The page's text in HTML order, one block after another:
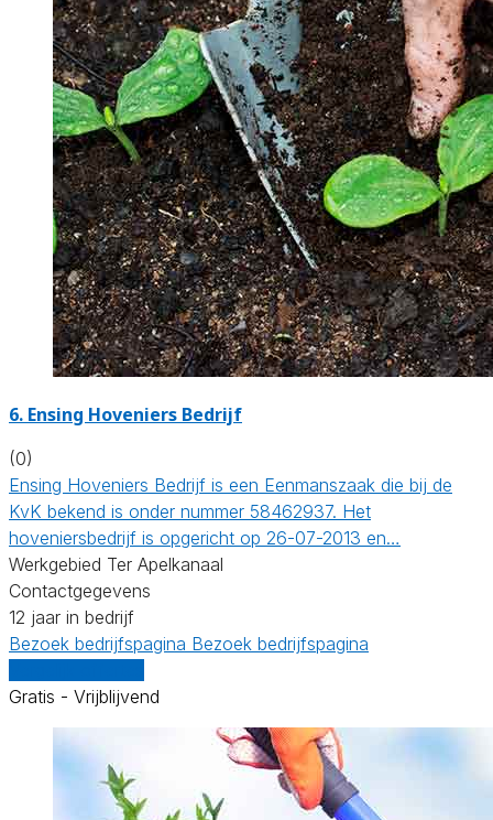
6. Ensing Hoveniers Bedrijf
(0)
Ensing Hoveniers Bedrijf is een Eenmanszaak die bij de
KvK bekend is onder nummer 58462937. Het
hoveniersbedrijf is opgericht op 26-07-2013 en…
Werkgebied Ter Apelkanaal
Contactgegevens
12 jaar in bedrijf
Bezoek bedrijfspagina Bezoek bedrijfspagina
Gratis - Vrijblijvend